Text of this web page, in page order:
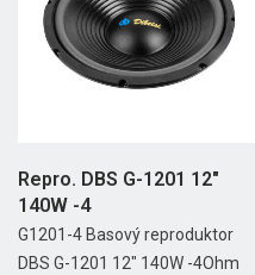
Repro. DBS G-1201 12"
140W -4
G1201-4 Basový reproduktor
DBS G-1201 12" 140W -4Ohm